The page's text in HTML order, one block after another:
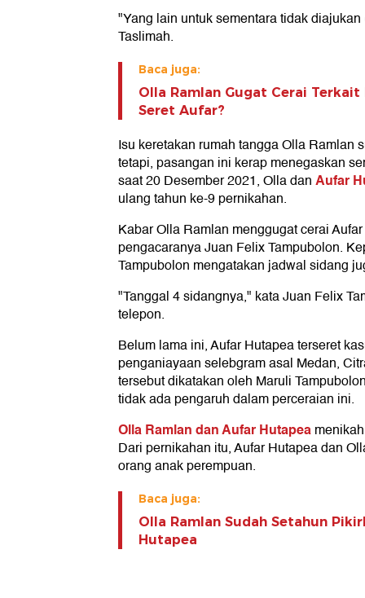
"Yang lain untuk sementara tidak
Taslimah.
Baca juga:
Olla Ramlan Gugat Cerai Terkait
Seret Aufar?
Isu keretakan rumah tangga Olla Ramlan
tetapi, pasangan ini kerap menegaskan
saat 20 Desember 2021, Olla danAufar
ulang tahun ke-9 pernikahan.
Kabar Olla Ramlan menggugat cerai
pengacaranya Juan Felix Tampubolon.
Tampubolon mengatakan jadwal sidang
"Tanggal 4 sidangnya," kata Juan Felix
telepon.
Belum lama ini, Aufar Hutapea terseret
penganiayaan selebgram asal Medan,
tersebut dikatakan oleh Maruli
tidak ada pengaruh dalam perceraian ini.
Olla Ramlan dan Aufar Hutapea
Dari pernikahan itu, Aufar Hutapea dan
orang anak perempuan.
Baca juga:
Olla Ramlan Sudah Setahun
Hutapea